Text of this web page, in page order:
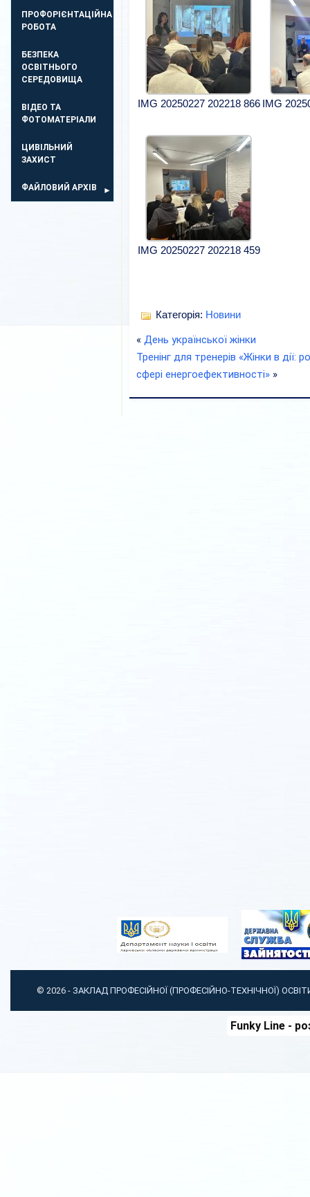
ПРОФОРІЄНТАЦІЙНА
РОБОТА
БЕЗПЕКА
ОСВIТНЬОГО
СЕРЕДОВИЩА
ВІДЕО ТА
ФОТОМАТЕРІАЛИ
ЦИВІЛЬНИЙ
ЗАХИСТ
ФАЙЛОВИЙ АРХІВ
IMG 20250227 202218 866 IMG
IMG 20250227 202218 459
Категорія: Новини
« День української жінки
Тренінг для тренерів «Жінки в дії:
сфері енергоефективності» »
© 2026 - ЗАКЛАД ПРОФЕСІЙНОЇ (ПРОФЕСІЙНО-ТЕХНІЧНОЇ)
Funky Line-